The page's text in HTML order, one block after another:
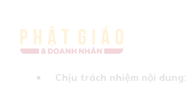
Chịu trách nhiệm nội dung: